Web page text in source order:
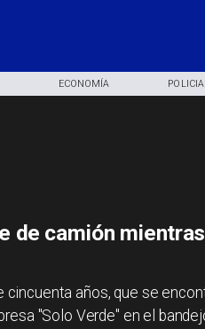
ECONOMÍA POLICIAL
de camión
años, que se
"Solo Verde" en el